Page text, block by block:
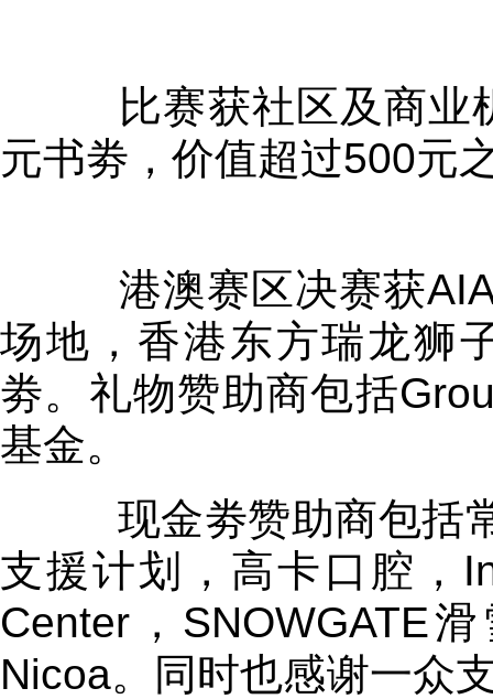
比赛获社区及商业
元书劵，价值超过500元
港澳赛区决赛获AIA
场地，香港东方瑞龙狮
劵。礼物赞助商包括
基金。
现金劵赞助商包括常
支援计划，高卡口腔，
Center，SNOWGATE
Nicoa。同时也感谢一众